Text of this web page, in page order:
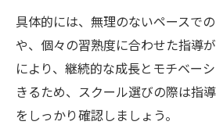
具体的には、無理のないペースで
や、個々の習熟度に合わせた指導
により、継続的な成長とモチベー
きるため、スクール選びの際は指
をしっかり確認しましょう。